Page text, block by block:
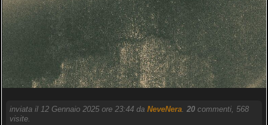
inviata il 12 Gennaio 2025 ore 23:44 da NeveNera. 20commenti, 568
visite.